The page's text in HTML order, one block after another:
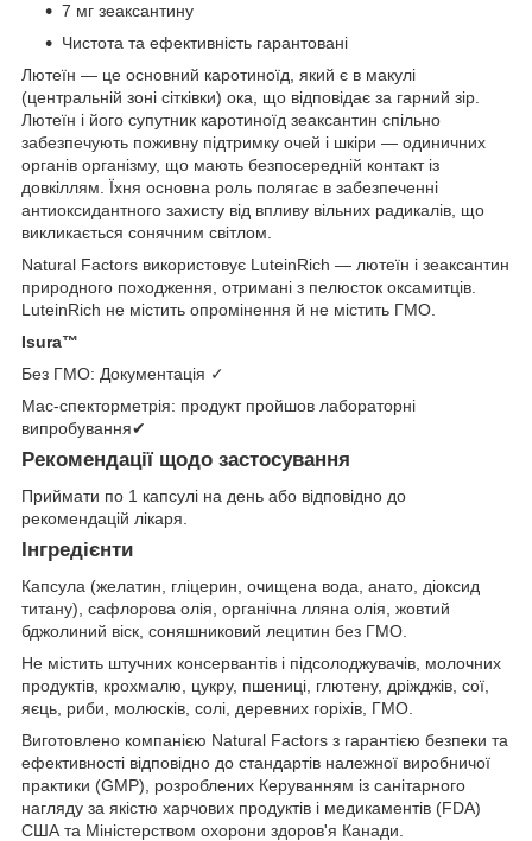
7 мг зеаксантину
Чистота та ефективність гарантовані
Лютеїн — це основний каротиноїд, який є в макулі
(центральній зоні сітківки) ока, що відповідає за гарний зір.
Лютеїн і його супутник каротиноїд зеаксантин спільно
забезпечують поживну підтримку очей і шкіри — одиничних
органів організму, що мають безпосередній контакт із
довкіллям. Їхня основна роль полягає в забезпеченні
антиоксидантного захисту від впливу вільних радикалів, що
викликається сонячним світлом.
Natural Factors використовує LuteinRich — лютеїн і зеаксантин
природного походження, отримані з пелюсток оксамитців.
LuteinRich не містить опромінення й не містить ГМО.
Isura™
Без ГМО: Документація ✓
Мас-спекторметрія: продукт пройшов лабораторні
випробування✔
Рекомендації щодо застосування
Приймати по 1 капсулі на день або відповідно до
рекомендацій лікаря.
Інгредієнти
Капсула (желатин, гліцерин, очищена вода, анато, діоксид
титану), сафлорова олія, органічна лляна олія, жовтий
бджолиний віск, соняшниковий лецитин без ГМО.
Не містить штучних консервантів і підсолоджувачів, молочних
продуктів, крохмалю, цукру, пшениці, глютену, дріжджів, сої,
яєць, риби, молюсків, солі, деревних горіхів, ГМО.
Виготовлено компанією Natural Factors з гарантією безпеки та
ефективності відповідно до стандартів належної виробничої
практики (GMP), розроблених Керуванням із санітарного
нагляду за якістю харчових продуктів і медикаментів (FDA)
США та Міністерством охорони здоров'я Канади.